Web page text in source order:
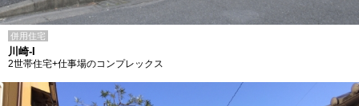
併用住宅
川崎-I
2世帯住宅+仕事場のコンプレックス